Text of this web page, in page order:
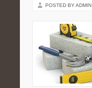
POSTED BY ADMIN